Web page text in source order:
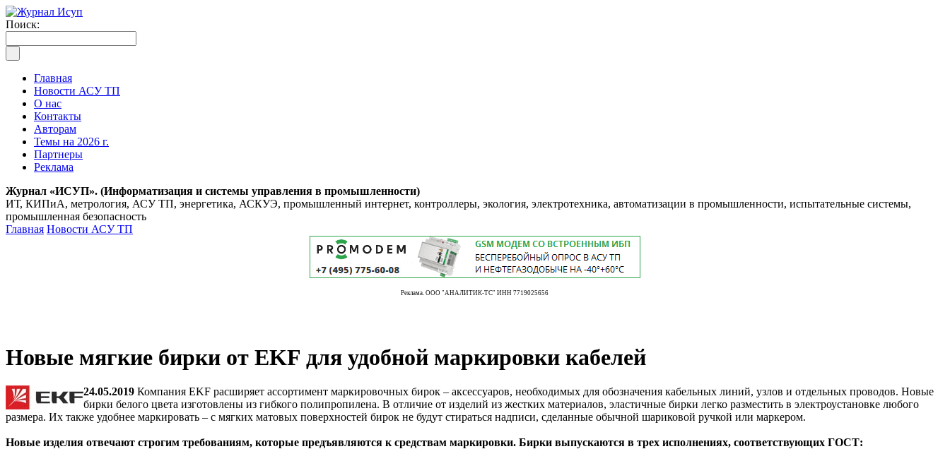
Поиск:
Главная
Новости АСУ ТП
О нас
Контакты
Авторам
Темы на 2026 г.
Партнеры
Реклама
Журнал «ИСУП». (Информатизация и системы управления в промышленности)
ИТ, КИПиА, метрология, АСУ ТП, энергетика, АСКУЭ, промышленный интернет, контроллеры, экология, электротехника, автоматизации в промышленности, испытательные системы,
промышленная безопасность
Главная Новости АСУ ТП
Реклама. ООО "АНАЛИТИК-ТС" ИНН 7719025656
Новые мягкие бирки от EKF для удобной маркировки кабелей
24.05.2019 Компания EKF расширяет ассортимент маркировочных бирок – аксессуаров, необходимых для обозначения кабельных линий, узлов и отдельных проводов. Новые
бирки белого цвета изготовлены из гибкого полипропилена. В отличие от изделий из жестких материалов, эластичные бирки легко разместить в электроустановке любого
размера. Их также удобнее маркировать – с мягких матовых поверхностей бирок не будут стираться надписи, сделанные обычной шариковой ручкой или маркером.
Новые изделия отвечают строгим требованиям, которые предъявляются к средствам маркировки. Бирки выпускаются в трех исполнениях, соответствующих ГОСТ: